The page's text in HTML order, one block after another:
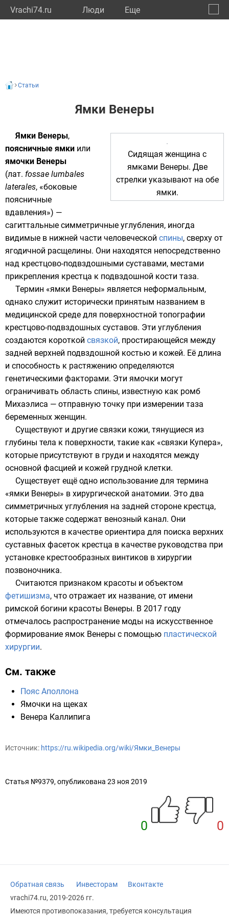
Vrachi74.ru Люди Eще
Статьи
Ямки Венеры
Сидящая женщина с
ямками Венеры. Две
стрелки указывают на обе
ямки.
Ямки Венеры,
поясничные ямки или
ямочки Венеры
(лат. fossae lumbales
laterales, «боковые
поясничные
вдавления») —
сагиттальные симметричные углубления, иногда
видимые в нижней части человеческой спины, сверху от
ягодичной расщелины. Они находятся непосредственно
над крестцово-подвздошными суставами, местами
прикрепления крестца к подвздошной кости таза.
Термин «ямки Венеры» является неформальным,
однако служит исторически принятым названием в
медицинской среде для поверхностной топографии
крестцово-подвздошных суставов. Эти углубления
создаются короткой связкой, простирающейся между
задней верхней подвздошной костью и кожей. Её длина
и способность к растяжению определяются
генетическими факторами. Эти ямочки могут
ограничивать область спины, известную как ромб
Михаэлиса — отправную точку при измерении таза
беременных женщин.
Существуют и другие связки кожи, тянущиеся из
глубины тела к поверхности, такие как «связки Купера»,
которые присутствуют в груди и находятся между
основной фасцией и кожей грудной клетки.
Существует ещё одно использование для термина
«ямки Венеры» в хирургической анатомии. Это два
симметричных углубления на задней стороне крестца,
которые также содержат венозный канал. Они
используются в качестве ориентира для поиска верхних
суставных фасеток крестца в качестве руководства при
установке крестообразных винтиков в хирургии
позвоночника.
Считаются признаком красоты и объектом
фетишизма, что отражает их название, от имени
римской богини красоты Венеры. В 2017 году
отмечалось распространение моды на искусственное
формирование ямок Венеры с помощью пластической
хирургии.
См. также
Пояс Аполлона
Ямочки на щеках
Венера Каллипига
Источник: https://ru.wikipedia.org/wiki/Ямки_Венеры
Статья №9379, опубликована 23 ноя 2019
0 0
Обратная связь Инвесторам
Вконтакте
vrachi74.ru, 2019-2026 гг.
Имеются противопоказания, требуется консультация